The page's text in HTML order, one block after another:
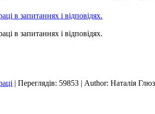
в запитаннях і відповідях.
в запитаннях і відповідях.
| Переглядів: 59853 | Author: Наталія Глюз